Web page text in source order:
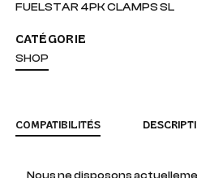
FUELSTAR 4PK CLAMPS SL
CATÉGORIE
SHOP
COMPATIBILITÉS